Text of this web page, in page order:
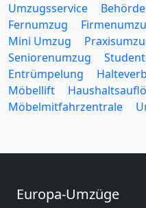
Umzugsservice
Fernumzug
Mini Umzug
Seniorenumzug
Entrümpelung
Möbellift
Möbelmitfahrzentrale
Europa-Umzüge